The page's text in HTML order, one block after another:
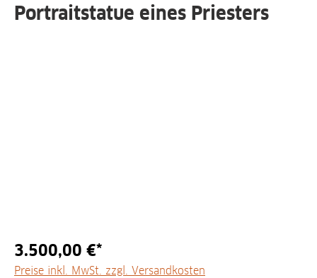
Portraitstatue eines Priesters
3.500,00 €*
Preise inkl. MwSt. zzgl. Versandkosten